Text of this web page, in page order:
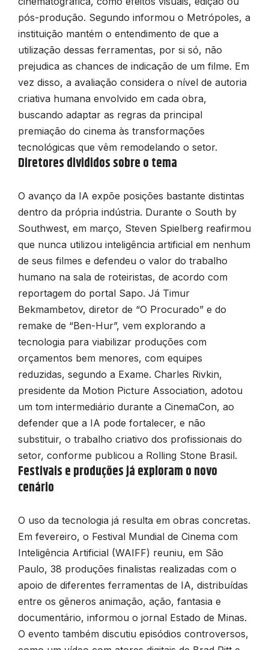
pós-produção. Segundo informou o Metrópoles, a
instituição mantém o entendimento de que a
utilização dessas ferramentas, por si só, não
prejudica as chances de indicação de um filme. Em
vez disso, a avaliação considera o nível de autoria
criativa humana envolvido em cada obra,
buscando adaptar as regras da principal
premiação do cinema às transformações
tecnológicas que vêm remodelando o setor.
Diretores divididos sobre o tema
O avanço da IA expõe posições bastante distintas
dentro da própria indústria. Durante o South by
Southwest, em março, Steven Spielberg reafirmou
que nunca utilizou inteligência artificial em nenhum
de seus filmes e defendeu o valor do trabalho
humano na sala de roteiristas, de acordo com
reportagem do portal Sapo. Já Timur
Bekmambetov, diretor de “O Procurado” e do
remake de “Ben-Hur”, vem explorando a
tecnologia para viabilizar produções com
orçamentos bem menores, com equipes
reduzidas, segundo a Exame. Charles Rivkin,
presidente da Motion Picture Association, adotou
um tom intermediário durante a CinemaCon, ao
defender que a IA pode fortalecer, e não
substituir, o trabalho criativo dos profissionais do
setor, conforme publicou a Rolling Stone Brasil.
Festivais e produções já exploram o novo
cenário
O uso da tecnologia já resulta em obras concretas.
Em fevereiro, o Festival Mundial de Cinema com
Inteligência Artificial (WAIFF) reuniu, em São
Paulo, 38 produções finalistas realizadas com o
apoio de diferentes ferramentas de IA, distribuídas
entre os gêneros animação, ação, fantasia e
documentário, informou o jornal Estado de Minas.
O evento também discutiu episódios controversos,